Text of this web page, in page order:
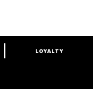
LOYALTY